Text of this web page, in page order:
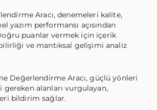
Aracı, denemeleri kalite,
yazım performansı açısından
puanlar vermek için içerik
ve mantıksal gelişimi analiz
Değerlendirme Aracı, güçlü yönleri
alanları vurgulayan,
bildirim sağlar.